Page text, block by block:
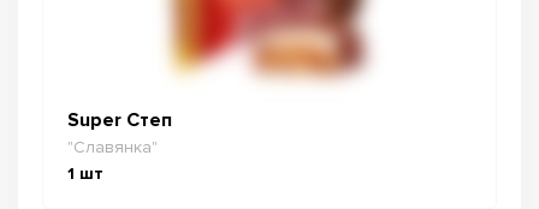
Super Степ
"Славянка"
1 шт